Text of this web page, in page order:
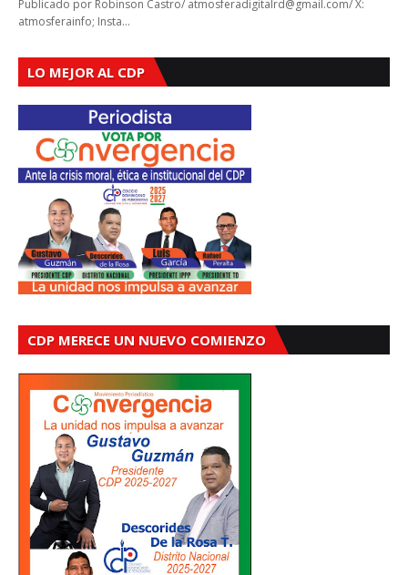
Publicado por Robinson Castro/ atmosferadigitalrd@gmail.com/ X:
atmosferainfo; Insta…
LO MEJOR AL CDP
CDP MERECE UN NUEVO COMIENZO